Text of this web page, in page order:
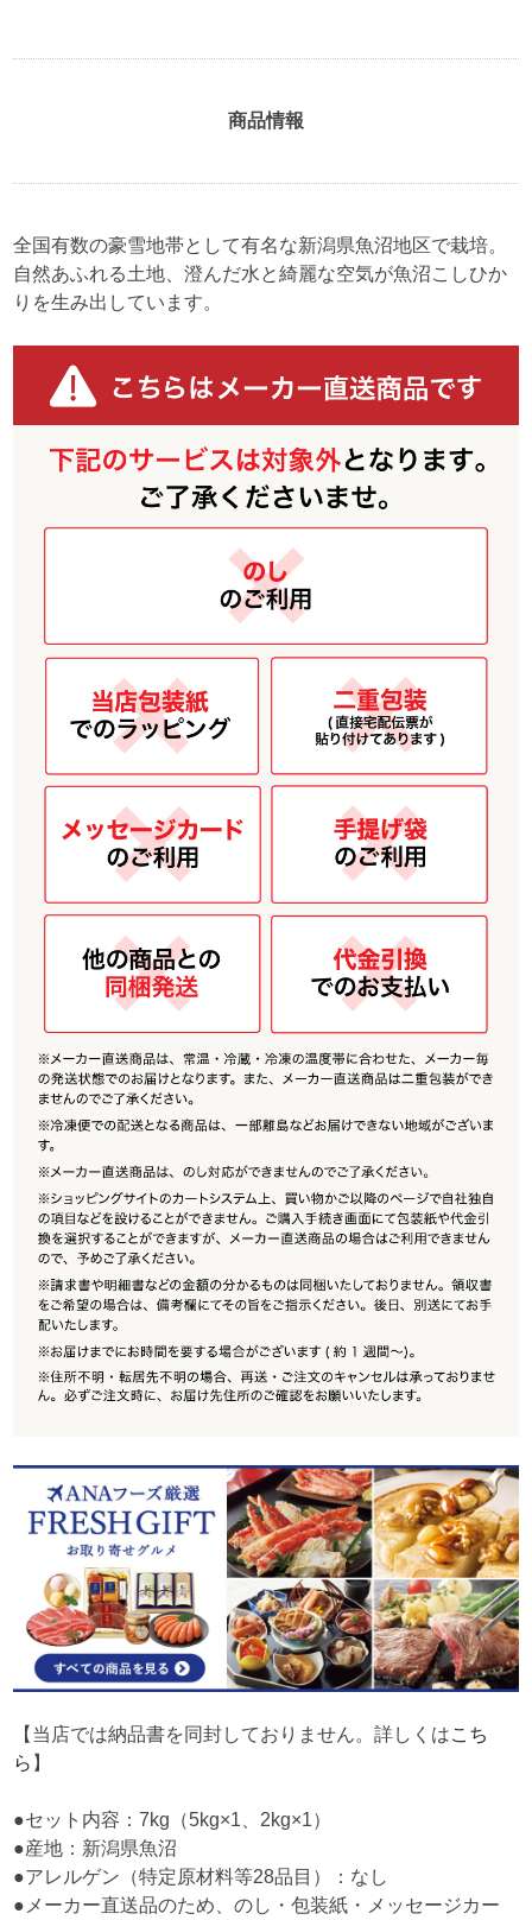
商品情報
全国有数の豪雪地帯として有名な新潟県魚沼地区で栽培。
自然あふれる土地、澄んだ水と綺麗な空気が魚沼こしひか
りを生み出しています。
【当店では納品書を同封しておりません。詳しくはこち
ら 】
●セット内容：7kg（5kg×1、2kg×1）
●産地：新潟県魚沼
●アレルゲン（特定原材料等28品目）：なし
●メーカー直送品のため、のし・包装紙・メッセージカー